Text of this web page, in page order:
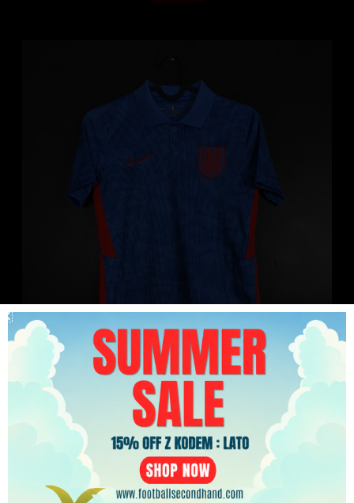
Koszulka piłkarska reprezentacji Anglia 2020/22
Away Nike [YM] Junior